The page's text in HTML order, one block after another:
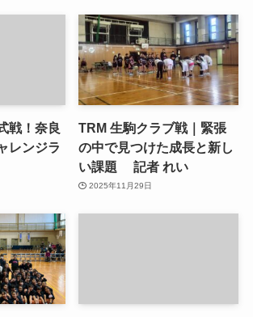
戦！奈良
レンジラ
TRM 生駒クラブ戦｜緊張
の中で見つけた成長と新し
い課題 記者 れい
2025年11月29日